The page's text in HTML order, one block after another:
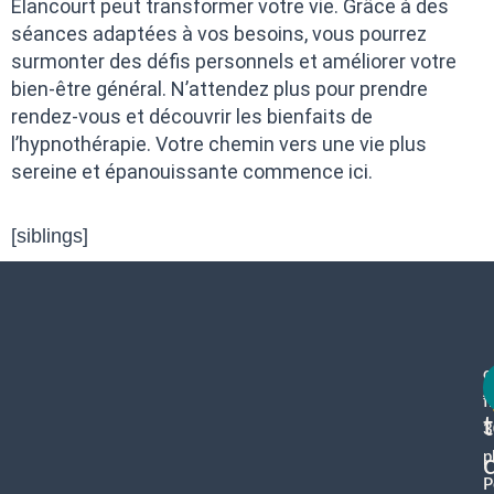
Élancourt peut transformer votre vie. Grâce à des
séances adaptées à vos besoins, vous pourrez
surmonter des défis personnels et améliorer votre
bien-être général. N’attendez plus pour prendre
rendez-vous et découvrir les bienfaits de
l’hypnothérapie. Votre chemin vers une vie plus
sereine et épanouissante commence ici.
[siblings]